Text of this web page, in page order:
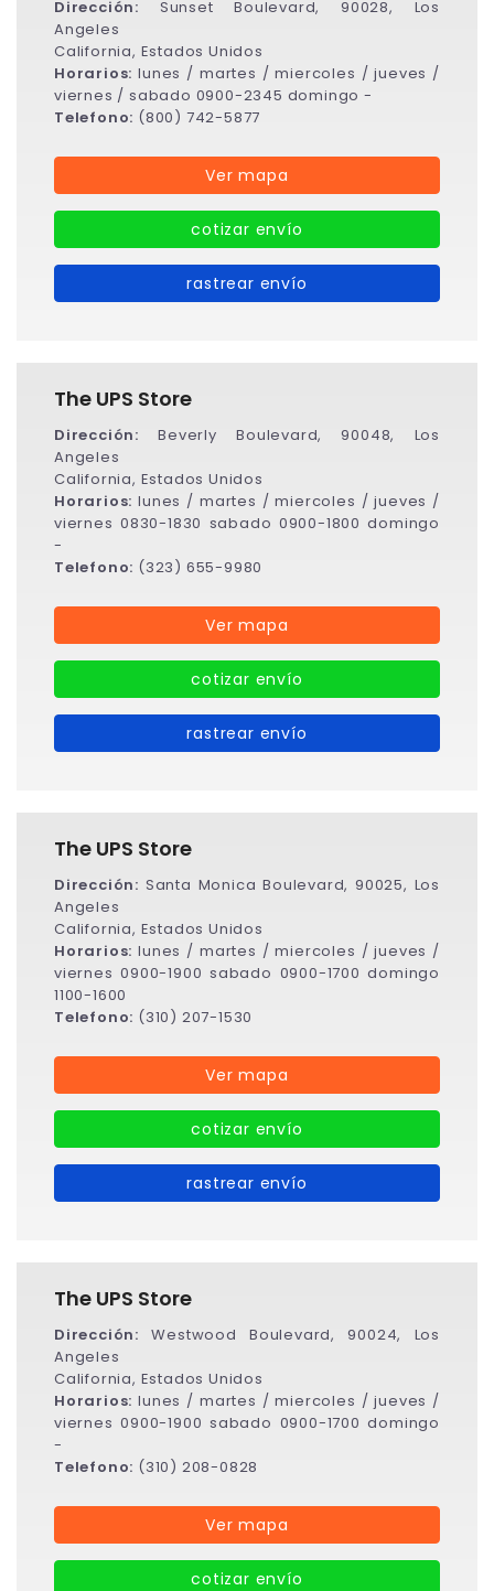
Dirección: Sunset Boulevard, 90028, Los
Angeles
California, Estados Unidos
Horarios:lunes / martes / miercoles / jueves /
viernes / sabado 0900-2345 domingo -
Telefono: (800) 742-5877
Ver mapa
cotizar envío
rastrear envío
The UPS Store
Dirección:Beverly Boulevard, 90048, Los
Angeles
California, Estados Unidos
Horarios:lunes / martes / miercoles / jueves /
viernes 0830-1830 sabado 0900-1800 domingo
-
Telefono: (323) 655-9980
Ver mapa
cotizar envío
rastrear envío
The UPS Store
Dirección: Santa Monica Boulevard, 90025, Los
Angeles
California, Estados Unidos
Horarios:lunes / martes / miercoles / jueves /
viernes 0900-1900 sabado 0900-1700 domingo
1100-1600
Telefono: (310) 207-1530
Ver mapa
cotizar envío
rastrear envío
The UPS Store
Dirección:Westwood Boulevard, 90024, Los
Angeles
California, Estados Unidos
Horarios:lunes / martes / miercoles / jueves /
viernes 0900-1900 sabado 0900-1700 domingo
-
Telefono: (310) 208-0828
Ver mapa
cotizar envío